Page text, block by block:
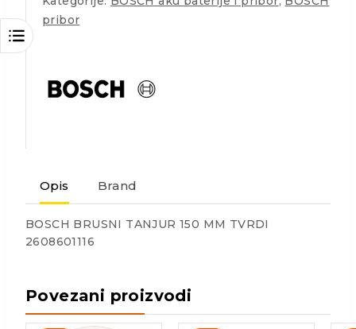
pribor
Opis Brand
BOSCH BRUSNI TANJUR 150 MM TVRDI
2608601116
Povezani proizvodi